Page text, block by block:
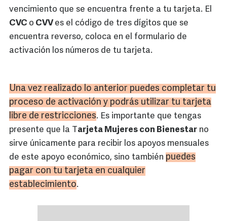
vencimiento que se encuentra frente a tu tarjeta. El
CVC o CVV es el código de tres dígitos que se
encuentra reverso, coloca en el formulario de
activación los números de tu tarjeta.
Una vez realizado lo anterior puedes completar tu
proceso de activación y podrás utilizar tu tarjeta
libre de restricciones. Es importante que tengas
presente que la Tarjeta Mujeres con Bienestar no
sirve únicamente para recibir los apoyos mensuales
de este apoyo económico, sino también puedes
pagar con tu tarjeta en cualquier
establecimiento.